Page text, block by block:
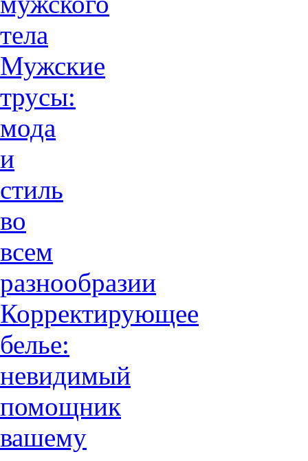
тела
Мужские
трусы:
мода
и
стиль
во
всем
разнообразии
Корректирующее
белье:
невидимый
помощник
вашему